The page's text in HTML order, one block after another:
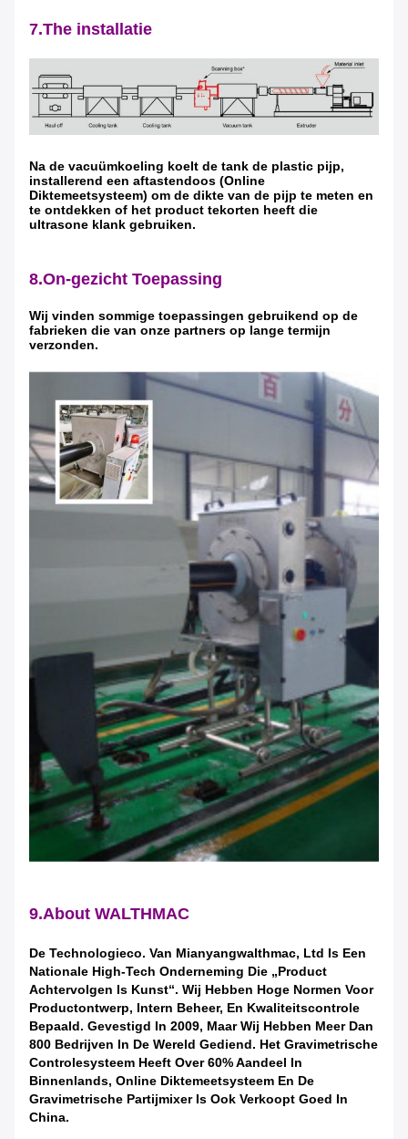
We bellen je snel terug!
7.The installatie
Na de vacuümkoeling koelt de tank de plastic pijp,
installerend een aftastendoos (Online
Diktemeetsysteem) om de dikte van de pijp te meten en
te ontdekken of het product tekorten heeft die
ultrasone klank gebruiken.
8.On-gezicht Toepassing
Wij vinden sommige toepassingen gebruikend op de
fabrieken die van onze partners op lange termijn
verzonden.
9.About WALTHMAC
De Technologieco. Van Mianyangwalthmac, Ltd Is Een
Nationale High-Tech Onderneming Die „product
Achtervolgen Is Kunst“. Wij Hebben Hoge Normen Voor
Productontwerp, Intern Beheer, En Kwaliteitscontrole
Bepaald. Gevestigd In 2009, Maar Wij Hebben Meer Dan
800 Bedrijven In De Wereld Gediend. Het Gravimetrische
Controlesysteem Heeft Over 60% Aandeel In
Binnenlands, Online Diktemeetsysteem En De
Gravimetrische Partijmixer Is Ook Verkoopt Goed In
China.